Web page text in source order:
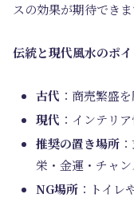
スの効果が期待できま
伝統と現代風水のポ
古代 ：商売繁盛
現代 ：インテリ
推奨の置き場所
栄・金運・チャン
NG場所 ：トイレ